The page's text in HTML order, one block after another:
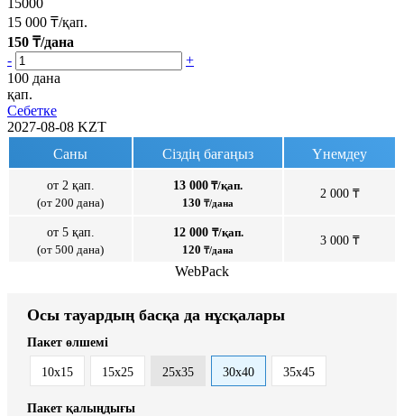
15 000 ₸/қап.
150 ₸/дана
-
+
100 дана
қап.
Себетке
2027-08-08 KZT
Саны
Сіздің бағаңыз Үнемдеу
от 2 қап.
(от 200 дана)
13 000 ₸/қап.
130 ₸/дана
2 000 ₸
от 5 қап.
(от 500 дана)
12 000 ₸/қап.
120 ₸/дана
3 000 ₸
WebPack
Осы тауардың басқа да нұсқалары
Пакет өлшемі
10x15 15x25 25x35 30x40 35x45
Пакет қалыңдығы